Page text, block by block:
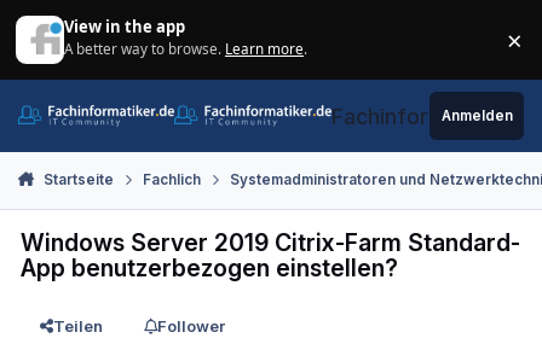
View in the app
A better way to browse. Learn more. ×
Fachinformatiker.de
Anmelden
Startseite Fachlich Systemadministratoren und
Windows Server 2019 Citrix-Farm Standard-
App benutzerbezogen einstellen?
Teilen
Follower